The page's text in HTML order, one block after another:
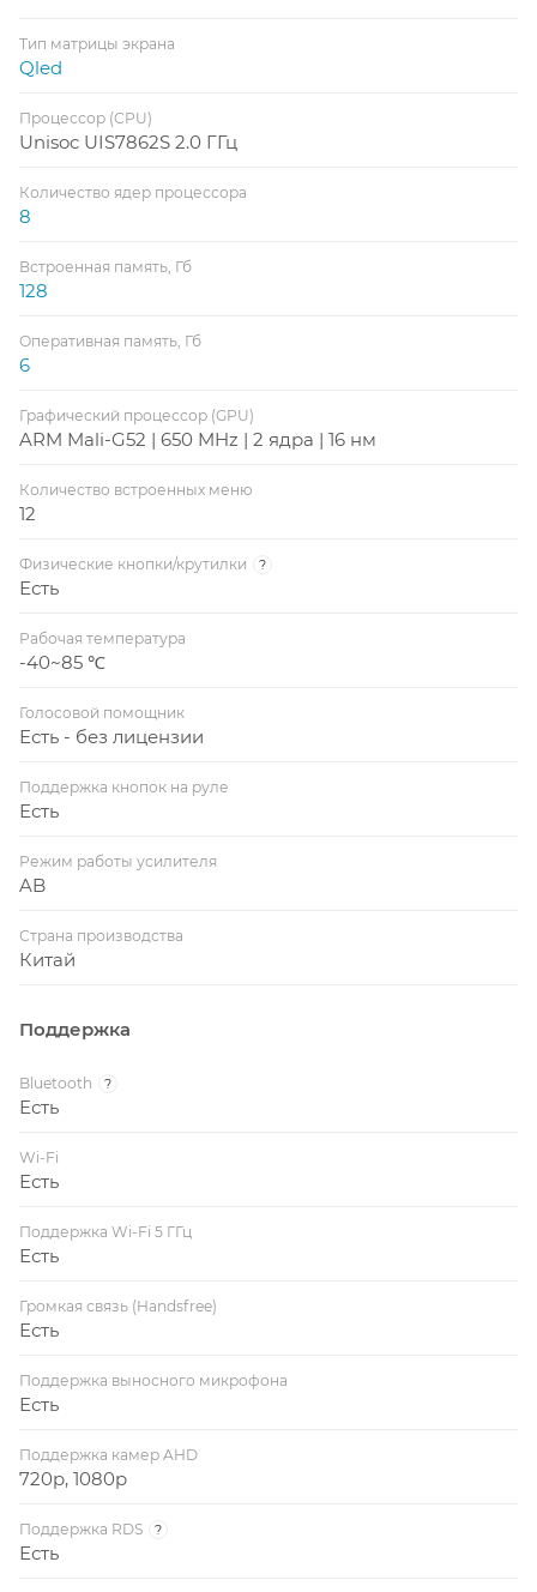
Тип матрицы экрана
Qled
Процессор (CPU)
Unisoc UIS7862S 2.0 ГГц
Количество ядер процессора
8
Встроенная память, Гб
128
Оперативная память, Гб
6
Графический процессор (GPU)
ARM Mali-G52 | 650 MHz | 2 ядра | 16 нм
Количество встроенных меню
12
Физические кнопки/крутилки ?
Есть
Рабочая температура
-40~85 ℃
Голосовой помощник
Есть - без лицензии
Поддержка кнопок на руле
Есть
Режим работы усилителя
AB
Страна производства
Китай
Поддержка
Bluetooth ?
Есть
Wi-Fi
Есть
Поддержка Wi-Fi 5 ГГц
Есть
Громкая связь (Handsfree)
Есть
Поддержка выносного микрофона
Есть
Поддержка камер AHD
720p, 1080p
Поддержка RDS ?
Есть